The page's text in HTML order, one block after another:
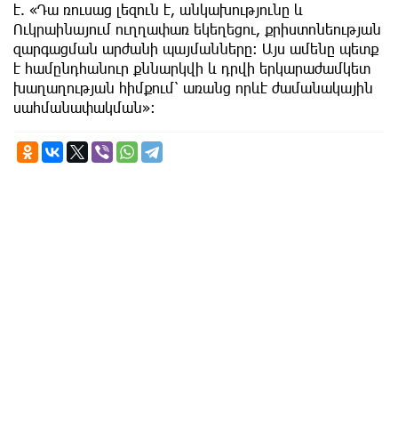
է. «Դա ռուսաց լեզուն է, անկախությունը և
Ուկրաինայում ուղղափառ եկեղեցու, քրիստոնեության
զարգացման արժանի պայմանները։ Այս ամենը պետք
է համընդհանուր քննարկվի և դրվի երկարաժամկետ
խաղաղության հիմքում՝ առանց որևէ ժամանակային
սահմանափակման»: